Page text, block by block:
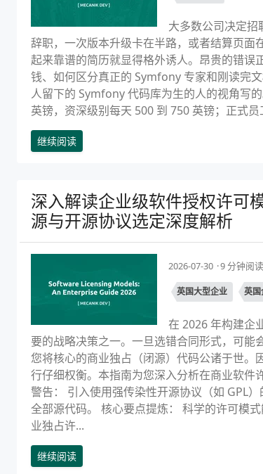
大多数公司决定
辞职，一次版本升级卡在半路，或者结算页面
起来靠谱的简历就显得格外诱人。昂贵的错误
钱、如何区分真正的 Symfony 专家和刚读完
人留下的 Symfony 代码库为生的人的视角写
英镑，资深级别每天 500 到 750 英镑；正式
继续阅读
深入解读企业级软件授权许可
源与开源协议选定深度解析
2026-07-30 9 分钟阅读
英国大型企业 英国
在 2026 年构建企
要的战略决策之一。一旦选错合同形式，可能
您将核心的商业独占（闭源）代码公诸于世。
行仔细权衡。本指南为您深入分析在商业软件
警告： 引入使用强传染性开源协议（如 GPL
全部源代码。 核心要点提炼： 科学的许可模
业独占许...
继续阅读